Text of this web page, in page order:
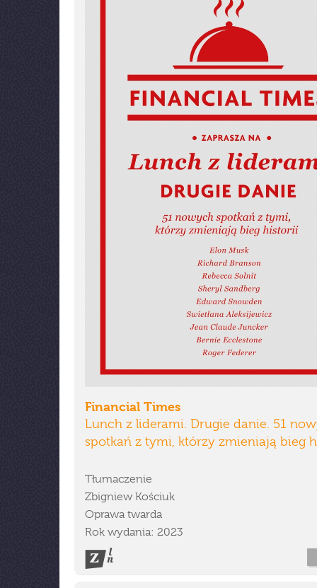
Financial Times
Lunch z liderami. Drugie danie. 51
spotkań z tymi, którzy zmieniają bieg
Tłumaczenie
Zbigniew Kościuk
Oprawa twarda
Rok wydania: 2023